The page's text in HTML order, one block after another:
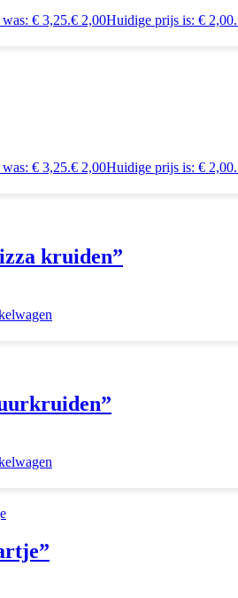
€ 3,25.€ 2,00Huidige prijs is: € 2,00.
€ 3,25.€ 2,00Huidige prijs is: € 2,00.
kruiden”